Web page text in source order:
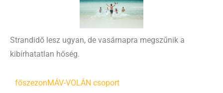
Strandidő lesz ugyan, de vasárnapra megszűnik a
kibírhatatlan hőség.
főszezonMÁV-VOLÁN csoport